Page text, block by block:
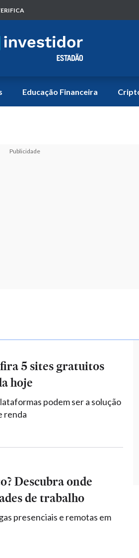
Educação Financeira
Publicidade
5 sites gratuitos
hoje
podem ser a solução
renda
Descubra onde
de trabalho
presenciais e remotas em